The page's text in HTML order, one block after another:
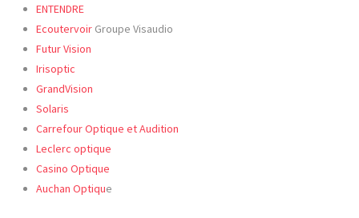
ENTENDRE
Ecoutervoir Groupe Visaudio
Futur Vision
Irisoptic
GrandVision
Solaris
Carrefour Optique et Audition
Leclerc optique
Casino Optique
Auchan Optique